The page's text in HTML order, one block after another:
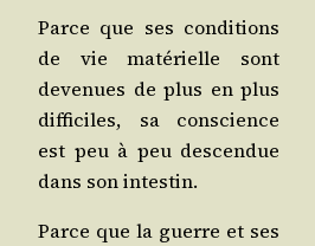
Parce que ses condi­tions
de vie maté­rielle sont
deve­nues de plus en plus
dif­fi­ciles, sa conscience
est peu à peu des­cen­due
dans son intestin.
Parce que la guerre et ses